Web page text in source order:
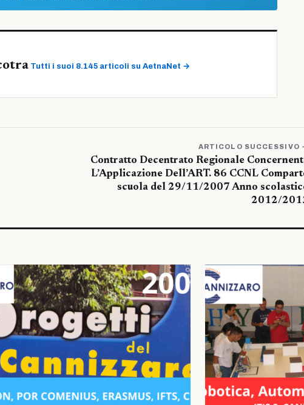
Tutti i suoi 8.145 articoli su AetnaNet →
ARTICOLO SUCCESSIVO
Contratto Decentrato Regionale
L’Applicazione Dell’ART. 86 CCNL
scuola del 29/11/2007 Anno
2012/